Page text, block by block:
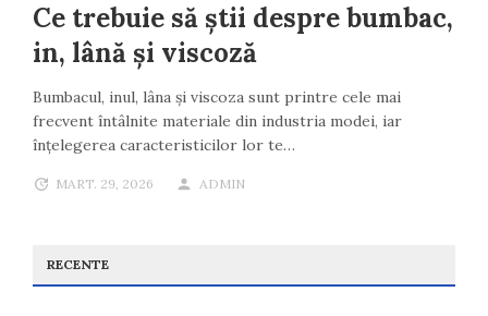
Ce trebuie să știi despre bumbac,
in, lână și viscoză
Bumbacul, inul, lâna și viscoza sunt printre cele mai
frecvent întâlnite materiale din industria modei, iar
înțelegerea caracteristicilor lor te…
MART. 29, 2026 ADMIN
RECENTE